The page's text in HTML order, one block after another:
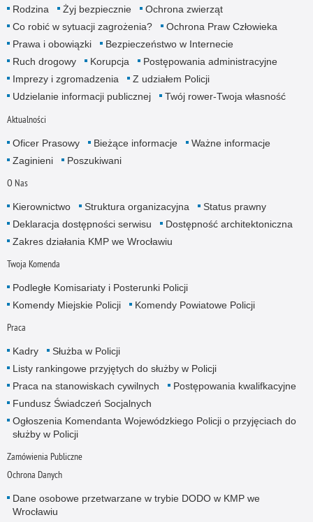
Rodzina Żyj bezpiecznie
Ochrona zwierząt
Co robić w sytuacji zagrożenia?
Ochrona Praw Człowieka
Prawa i obowiązki
Bezpieczeństwo w Internecie
Ruch drogowy
Korupcja
Postępowania administracyjne
Imprezy i zgromadzenia
Z udziałem Policji
Udzielanie informacji publicznej
Twój rower-Twoja własność
Aktualności
Oficer Prasowy Bieżące informacje
Ważne informacje
Zaginieni
Poszukiwani
O Nas
Kierownictwo Struktura organizacyjna
Status prawny
Deklaracja dostępności serwisu
Dostępność architektoniczna
Zakres działania KMP we Wrocławiu
Twoja Komenda
Podległe Komisariaty i Posterunki Policji
Komendy Miejskie Policji
Komendy Powiatowe Policji
Praca
Kadry
Służba w Policji
Listy rankingowe przyjętych do służby w Policji
Praca na stanowiskach cywilnych
Postępowania kwalifkacyjne
Fundusz Świadczeń Socjalnych
Ogłoszenia Komendanta Wojewódzkiego Policji o przyjęciach do
służby w Policji
Zamówienia Publiczne
Ochrona Danych
Dane osobowe przetwarzane w trybie DODO w KMP we
Wrocławiu